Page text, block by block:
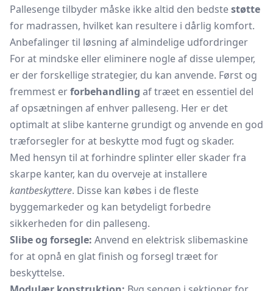
Pallesenge tilbyder måske ikke altid den bedstestøtte
for madrassen, hvilket kan resultere i dårlig komfort.
Anbefalinger til løsning af almindelige udfordringer
For at mindske eller eliminere nogle af disse ulemper,
er der forskellige strategier, du kan anvende. Først og
fremmest erforbehandling af træet en essentiel del
af opsætningen af enhver palleseng. Her er det
optimalt at slibe kanterne grundigt og anvende en god
træforsegler for at beskytte mod fugt og skader.
Med hensyn til at forhindre splinter eller skader fra
skarpe kanter, kan du overveje at installere
kantbeskyttere. Disse kan købes i de fleste
byggemarkeder og kan betydeligt forbedre
sikkerheden for din palleseng.
Slibe og forsegle: Anvend en elektrisk slibemaskine
for at opnå en glat finish og forsegl træet for
beskyttelse.